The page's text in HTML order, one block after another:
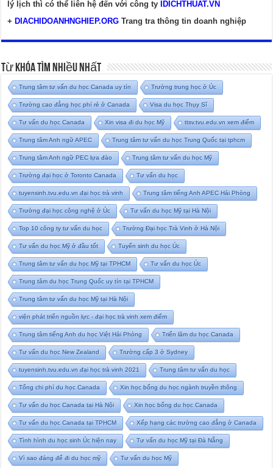
lý lịch thì có thể liên hệ đến với công ty
IDICHTHUAT.VN
+ DIACHIDOANHNGHIEP.ORG Trang tra thông tin doanh nghiệp
Từ Khóa Tìm Nhiều Nhất
Trung tâm tư vấn du học Canada uy tín Trường trung học ở Úc
Trường cao đẳng học phí rẻ ở Canada Visa du học Thụy Sĩ
Tư vấn du học Canada Xin visa đi du học Mỹ ttsv.tvu.edu.vn xem điểm
Trung tâm Anh ngữ APEC Trung tâm tư vấn du học Trung Quốc tại tphcm
Trung tâm Anh ngữ PEC lựa đào Trung tâm tư vấn du học Mỹ
Trường đại học ở Toronto Canada Tư vấn du học
tuyensinh.tvu.edu.vn đại học trà vinh Trung tâm tiếng Anh APEC Hải Phòng
Trường đại học công nghệ ở Úc Tư vấn du học Mỹ tại Hà Nội
Top 10 công ty tư vấn du học Trường Đại học Trà Vinh ở Hà Nội
Tư vấn du học Mỹ ở đầu tốt Tuyển sinh du học Úc
Trung tâm tư vấn du học Mỹ tại TPHCM Tư vấn du học Úc
Trung tâm du học Trung Quốc uy tín tại TPHCM
Trung tâm tư vấn du học Mỹ tại Hà Nội
viện phát triển nguồn lực - đại học trà vinh xem điểm
Trung tâm tiếng Anh du học Việt Hải Phòng Triển lãm du học Canada
Tư vấn du học New Zealand Trường cấp 3 ở Sydney
tuyensinh.tvu.edu.vn đại học trà vinh 2021 Trung tâm tư vấn du học
Tổng chi phí du học Canada Xin học bổng du học ngành truyền thông
Tư vấn du học Canada tại Hà Nội Xin học bổng du học Canada
Tư vấn du học Canada tại TPHCM Xếp hạng các trường cao đẳng ở Canada
Tình hình du học sinh Úc hiện nay Tư vấn du học Mỹ tại Đà Nẵng
Vì sao đáng để đi du học mỹ Tư vấn du học Mỹ